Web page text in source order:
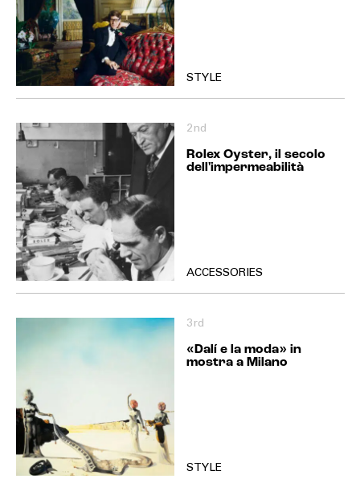
STYLE
2nd
Rolex Oyster, il secolo
dell'impermeabilità
ACCESSORIES
3rd
«Dalí e la moda» in
mostra a Milano
STYLE